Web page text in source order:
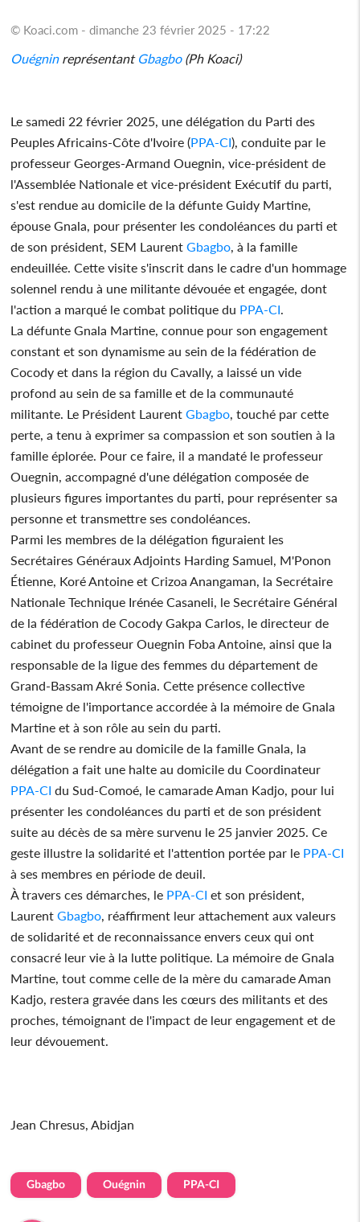
© Koaci.com - dimanche 23 février 2025 - 17:22
Ouégninreprésentant Gbagbo(Ph Koaci)
Le samedi 22 février 2025, une délégation du Parti des
Peuples Africains-Côte d'Ivoire (PPA-CI), conduite par le
professeur Georges-Armand Ouegnin, vice-président de
l'Assemblée Nationale et vice-président Exécutif du parti,
s'est rendue au domicile de la défunte Guidy Martine,
épouse Gnala, pour présenter les condoléances du parti et
de son président, SEM LaurentGbagbo, à la famille
endeuillée. Cette visite s'inscrit dans le cadre d'un hommage
solennel rendu à une militante dévouée et engagée, dont
l'action a marqué le combat politique du PPA-CI.
La défunte Gnala Martine, connue pour son engagement
constant et son dynamisme au sein de la fédération de
Cocody et dans la région du Cavally, a laissé un vide
profond au sein de sa famille et de la communauté
militante. Le Président LaurentGbagbo, touché par cette
perte, a tenu à exprimer sa compassion et son soutien à la
famille éplorée. Pour ce faire, il a mandaté le professeur
Ouegnin, accompagné d'une délégation composée de
plusieurs figures importantes du parti, pour représenter sa
personne et transmettre ses condoléances.
Parmi les membres de la délégation figuraient les
Secrétaires Généraux Adjoints Harding Samuel, M'Ponon
Étienne, Koré Antoine et Crizoa Anangaman, la Secrétaire
Nationale Technique Irénée Casaneli, le Secrétaire Général
de la fédération de Cocody Gakpa Carlos, le directeur de
cabinet du professeur Ouegnin Foba Antoine, ainsi que la
responsable de la ligue des femmes du département de
Grand-Bassam Akré Sonia. Cette présence collective
témoigne de l'importance accordée à la mémoire de Gnala
Martine et à son rôle au sein du parti.
Avant de se rendre au domicile de la famille Gnala, la
délégation a fait une halte au domicile du Coordinateur
PPA-CI du Sud-Comoé, le camarade Aman Kadjo, pour lui
présenter les condoléances du parti et de son président
suite au décès de sa mère survenu le 25 janvier 2025. Ce
geste illustre la solidarité et l'attention portée par le PPA-CI
à ses membres en période de deuil.
À travers ces démarches, le PPA-CI et son président,
LaurentGbagbo, réaffirment leur attachement aux valeurs
de solidarité et de reconnaissance envers ceux qui ont
consacré leur vie à la lutte politique. La mémoire de Gnala
Martine, tout comme celle de la mère du camarade Aman
Kadjo, restera gravée dans les cœurs des militants et des
proches, témoignant de l'impact de leur engagement et de
leur dévouement.
Jean Chresus, Abidjan
Gbagbo Ouégnin PPA-CI